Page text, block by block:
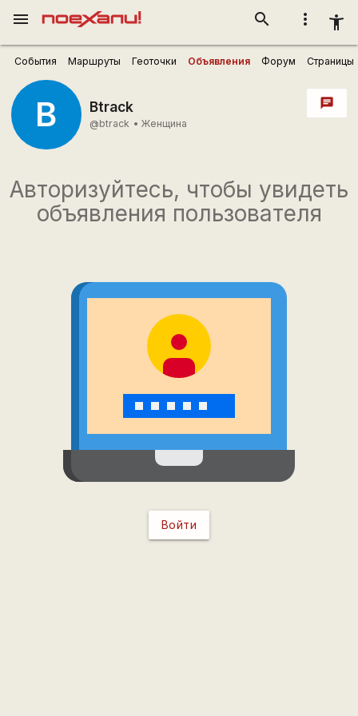
more_vert accessibility_new
search
menu
События Маршруты Геоточки Объявления Форум Страницы
B Btrack
@btrack • Женщина
chat
Авторизуйтесь, чтобы увидеть
объявления пользователя
Войти